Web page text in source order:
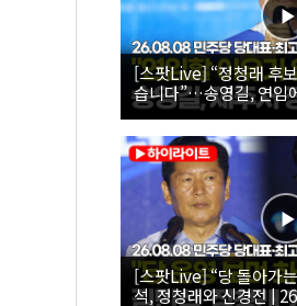
[스팟Live] “정청래 후보 그동안 고생 많이 했
습니다”…송영길, 연임에 선 긋
더불어민주당 당대표·
동연설회
[스팟Live] “당 돌아가
석, 정청래와 신경전 |